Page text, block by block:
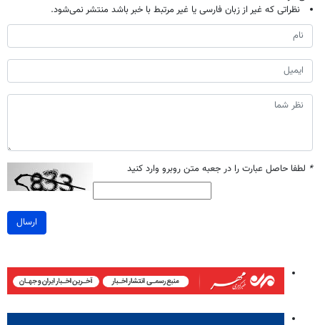
نظراتی که غیر از زبان فارسی یا غیر مرتبط با خبر باشد منتشر نمی‌شود.
* لطفا حاصل عبارت را در جعبه متن روبرو وارد کنید
ارسال